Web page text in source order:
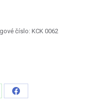
číslo: KCK 0062
Zdieľať